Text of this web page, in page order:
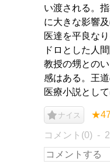
い渡される。
に大きな影響
医達を平良な
ドロとした人
教授の甥との
感はある。王
医療小説とし
ナイス
コメント(0)